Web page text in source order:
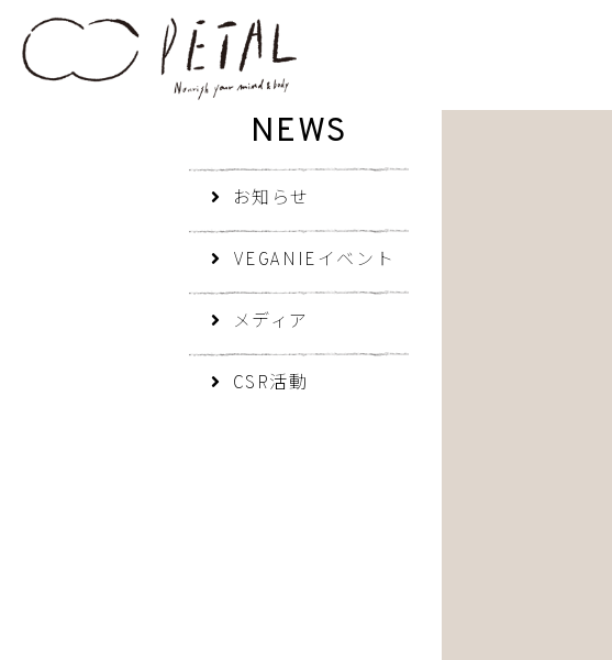
NEWS
お知らせ
VEGANIEイベント
メディア
CSR活動